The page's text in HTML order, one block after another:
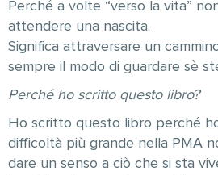
Perché a volte “verso la vita”
attendere una nascita.
Significa attraversare un
sempre il modo di guardare sè
Perché ho scritto questo libro?
Ho scritto questo libro perché
difficoltà più grande nella PMA
dare un senso a ciò che si sta